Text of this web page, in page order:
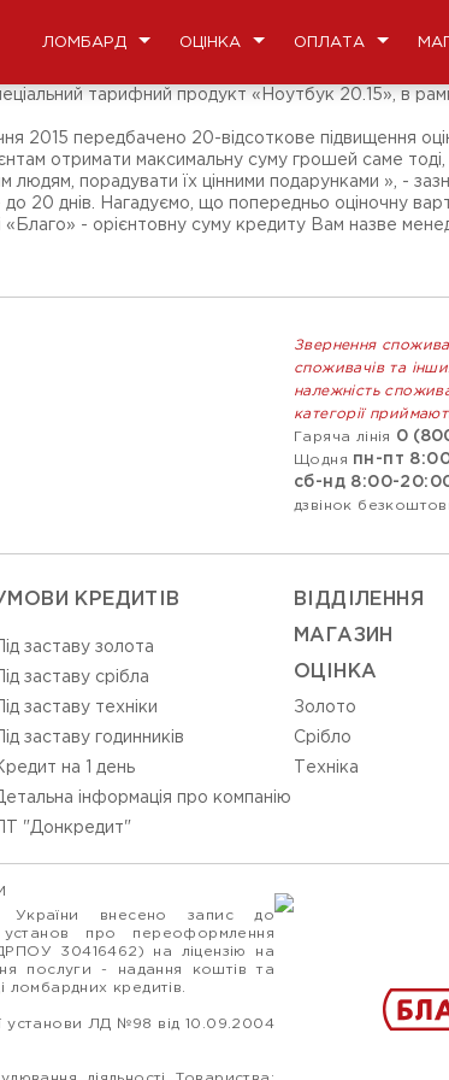
ЛОМБАРД ОЦІНКА ОПЛАТА
тарифний продукт «Ноутбук 20.15», в
2015 передбачено 20-відсоткове підвищення
отримати максимальну суму грошей саме
людям, порадувати їх цінними подарунками », -
20 днів. Нагадуємо, що попередньо оціночну
«Благо» - орієнтовну суму кредиту Вам назве
Звернення
споживачів та
належність
категорії
Гаряча лінія
0
Щодня пн-пт
сб-нд 8:00-
дзвінок
КРЕДИТІВ
Під заставу золота
Під заставу срібла
Під заставу техніки
Під заставу годинників
на 1 день
інформація про компанію
ПТ "Донкредит"
ВIДДIЛЕННЯ
МАГАЗИН
ОЦIНКА
Золото
Срiбло
Технiка
України внесено запис до
про переоформлення
30416462) на ліцензію на
послуги - надання коштів та
ломбардних кредитів.
установи ЛД №98 від 10.09.2004